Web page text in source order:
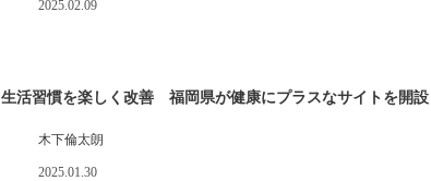
2025.02.09
生活習慣を楽しく改善 福岡県が健康にプラスなサイトを開設
木下倫太朗
2025.01.30